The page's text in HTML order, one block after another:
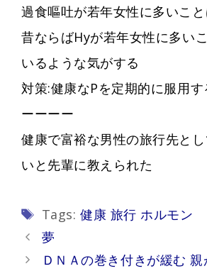
過食嘔吐が若年女性に多いこ
昔ならばHyが若年女性に多い
いるような気がする
対策:健康なPを定期的に服用す
ーーーー
健康で富裕な男性の旅行先と
いと先輩に教えられた
Tags
Tags:健康 旅行 ホルモン
Post
navigation
夢
ＤＮＡの巻き付きが緩む